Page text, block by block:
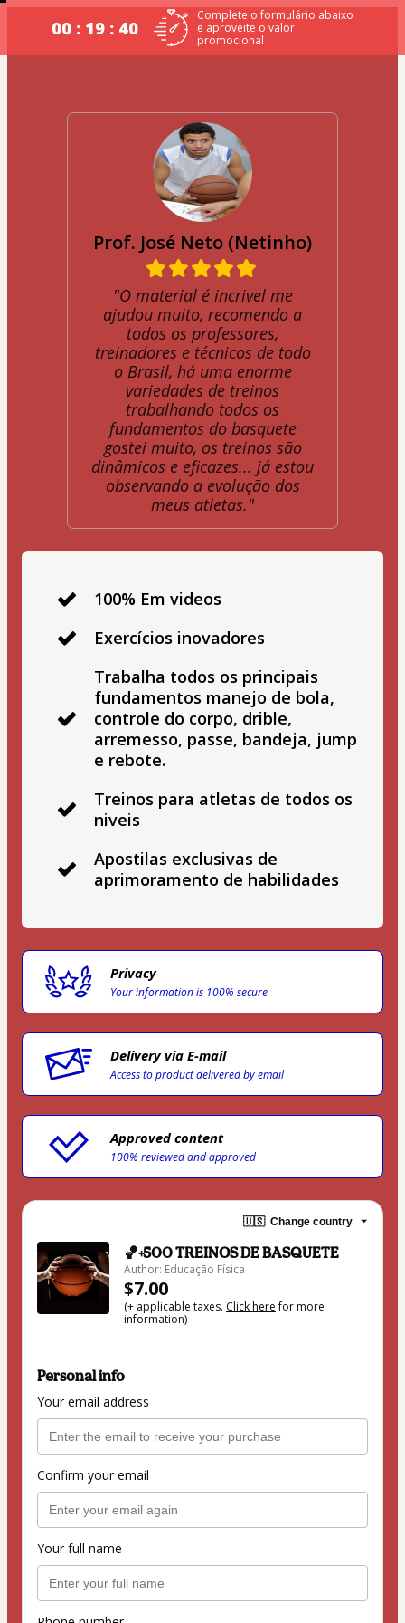
00 : 19 : 39
Complete o formulário abaixo
e aproveite o valor
promocional
Prof. José Neto (Netinho)
"O material é incrivel me
ajudou muito, recomendo a
todos os professores,
treinadores e técnicos de todo
o Brasil, há uma enorme
variedades de treinos
trabalhando todos os
fundamentos do basquete
gostei muito, os treinos são
dinâmicos e eficazes... já estou
observando a evolução dos
meus atletas."
100% Em videos
Exercícios inovadores
Trabalha todos os principais
fundamentos manejo de bola,
controle do corpo, drible,
arremesso, passe, bandeja, jump
e rebote.
Treinos para atletas de todos os
niveis
Apostilas exclusivas de
aprimoramento de habilidades
Privacy
Your information is 100% secure
Delivery via E-mail
Access to product delivered by email
Approved content
100% reviewed and approved
🇺🇸 Change country
🏀+500 TREINOS DE BASQUETE
Author: Educação Física
$7.00
(+ applicable taxes. Click herefor more
information)
Personal info
Your email address
Confirm your email
Your full name